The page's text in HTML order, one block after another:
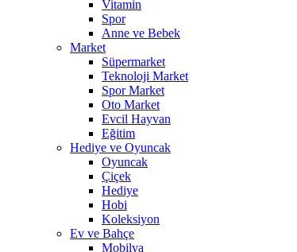
Vitamin
Spor
Anne ve Bebek
Market
Süpermarket
Teknoloji Market
Spor Market
Oto Market
Evcil Hayvan
Eğitim
Hediye ve Oyuncak
Oyuncak
Çiçek
Hediye
Hobi
Koleksiyon
Ev ve Bahçe
Mobilya